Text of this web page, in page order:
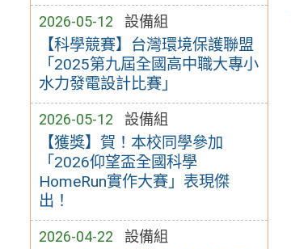
2026-05-12 設備組
【科學競賽】台灣環境保護聯盟
「2025第九屆全國高中職大專小
水力發電設計比賽」
2026-05-12 設備組
【獲獎】賀！本校同學參加
「2026仰望盃全國科學
HomeRun實作大賽」表現傑
出！
2026-04-22 設備組